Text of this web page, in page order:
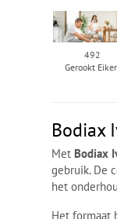
492
Gerookt
Bodiax
Met Bodiax
gebruik. De
het
Het formaat